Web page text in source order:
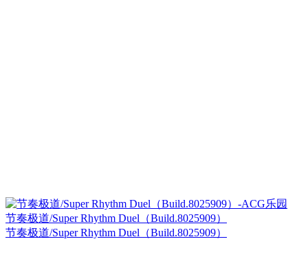
节奏极道/Super Rhythm Duel（Build.8025909）
节奏极道/Super Rhythm Duel（Build.8025909）